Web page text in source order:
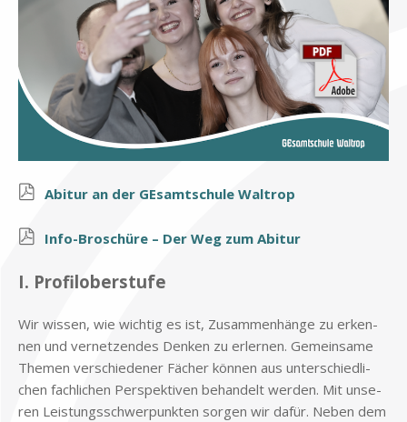
Ab­itur an der GE­samt­schu­le Wal­trop
Info-Bro­schü­re – Der Weg zum Ab­itur
I. Pro­fil­ober­stu­fe
Wir wis­sen, wie wich­tig es ist, Zu­sam­men­hän­ge zu er­ken­
nen und ver­net­zen­des Den­ken zu er­ler­nen. Ge­mein­sa­me
The­men ver­schie­de­ner Fä­cher kön­nen aus un­ter­schied­li­
chen fach­li­chen Per­spek­ti­ven be­han­delt wer­den. Mit un­se­
ren Lei­stungs­schwer­punk­ten sor­gen wir da­für. Ne­ben dem